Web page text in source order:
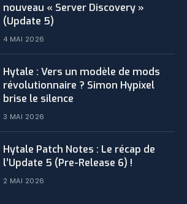
nouveau « Server Discovery »
(Update 5)
4 MAI 2026
Hytale : Vers un modèle de mods
révolutionnaire ? Simon Hypixel
brise le silence
3 MAI 2026
​Hytale Patch Notes : Le récap de
l’Update 5 (Pre-Release 6) !
2 MAI 2026